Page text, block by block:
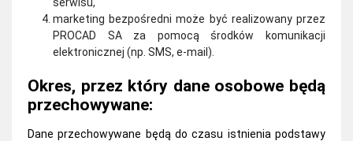
marketing bezpośredni może być realizowany przez
PROCAD SA za pomocą środków komunikacji
elektronicznej (np. SMS, e-mail).
Okres, przez który dane osobowe będą
przechowywane:
Dane przechowywane będą do czasu istnienia podstawy